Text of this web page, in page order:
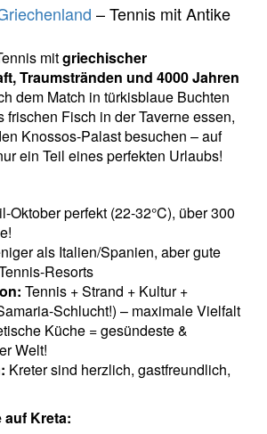
– Tennis mit Antike
mitgriechischer
Traumstränden und 4000 Jahren
dem Match in türkisblaue Buchten
frischen Fisch in der Taverne essen,
Knossos-Palast besuchen – auf
ein Teil eines perfekten Urlaubs!
Oktober perfekt (22-32°C), über 300
als Italien/Spanien, aber gute
Resorts
Tennis + Strand + Kultur +
Schlucht!) – maximale Vielfalt
Küche = gesündeste &
Welt!
Kreter sind herzlich, gastfreundlich,
auf Kreta: